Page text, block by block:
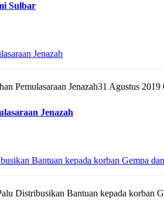
Sulbar
31 Agustus 2019
Jenazah